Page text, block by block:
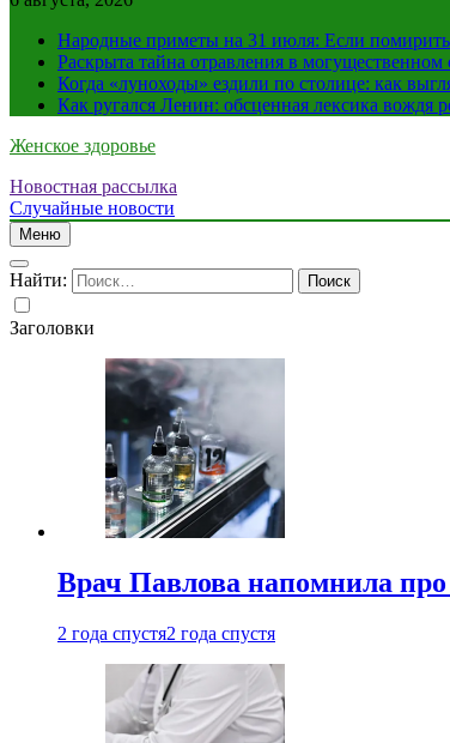
Народные приметы на 31 июля: Если
Раскрыта тайна отравления в
Когда «луноходы» ездили по столице: как
Как ругался Ленин: обсценная лексика вождя
Женское здоровье
Новостная рассылка
Случайные новости
Меню
Найти:
Заголовки
Врач Павлова напомнила про
2 года спустя2 года спустя